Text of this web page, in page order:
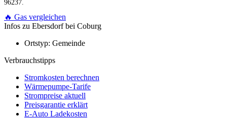
96237.
🔥 Gas vergleichen
Infos zu Ebersdorf bei Coburg
Ortstyp: Gemeinde
Verbrauchstipps
Stromkosten berechnen
Wärmepumpe-Tarife
Strompreise aktuell
Preisgarantie erklärt
E-Auto Ladekosten